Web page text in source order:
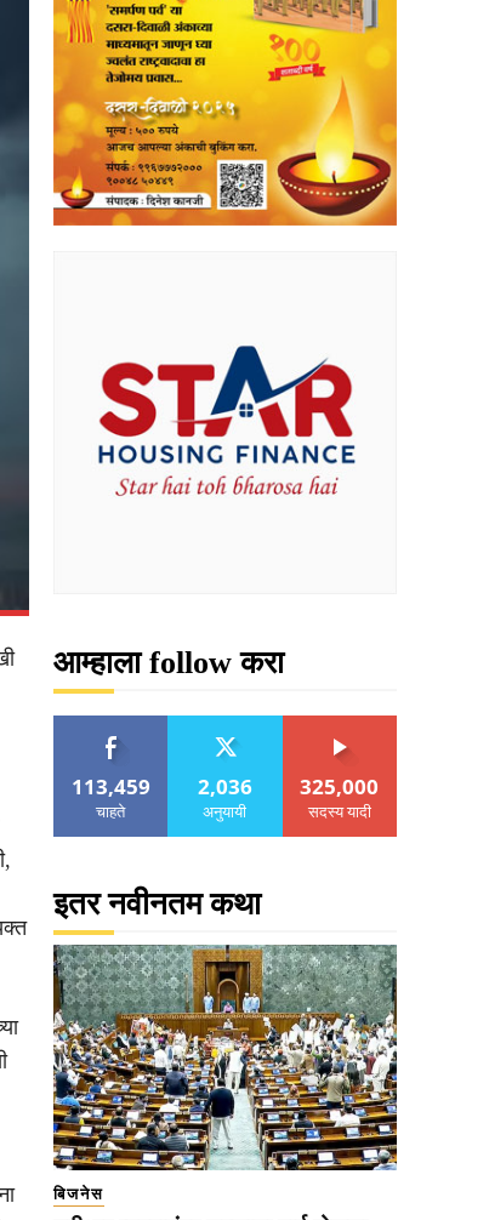
आम्हाला follow करा
113,459
चाहते
2,036
अनुयायी
325,000
सदस्य यादी
इतर नवीनतम कथा
बिजनेस